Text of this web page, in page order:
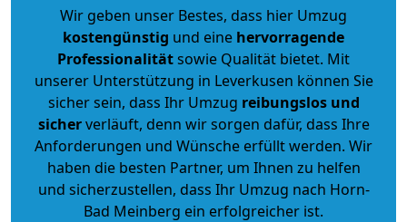
Wir geben unser Bestes, dass hier Umzug
kostengünstig und eine hervorragende
Professionalitätsowie Qualität bietet. Mit
unserer Unterstützung in Leverkusen können Sie
sicher sein, dass Ihr Umzug reibungslos und
sicherverläuft, denn wir sorgen dafür, dass Ihre
Anforderungen und Wünsche erfüllt werden. Wir
haben die besten Partner, um Ihnen zu helfen
und sicherzustellen, dass Ihr Umzug nach Horn-
Bad Meinberg ein erfolgreicher ist.